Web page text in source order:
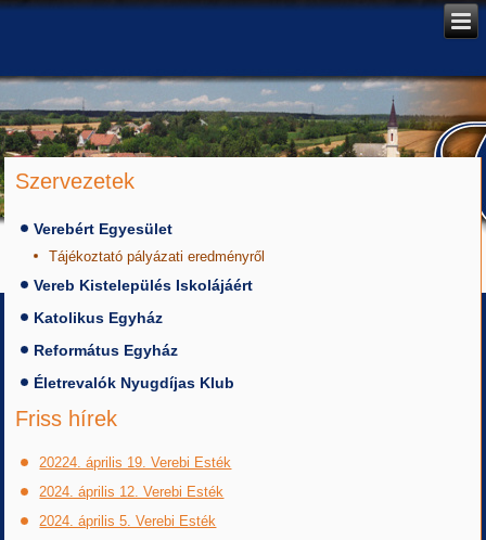
Szervezetek
Verebért Egyesület
Tájékoztató pályázati eredményről
Vereb Kistelepülés Iskolájáért
Katolikus Egyház
Református Egyház
Életrevalók Nyugdíjas Klub
Friss hírek
20224. április 19. Verebi Esték
2024. április 12. Verebi Esték
2024. április 5. Verebi Esték